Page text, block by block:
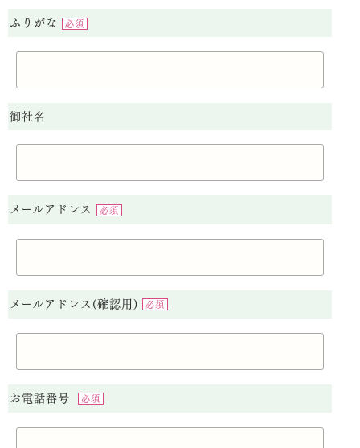
ふりがな 必須
御社名
メールアドレス 必須
メールアドレス(確認用) 必須
お電話番号 必須